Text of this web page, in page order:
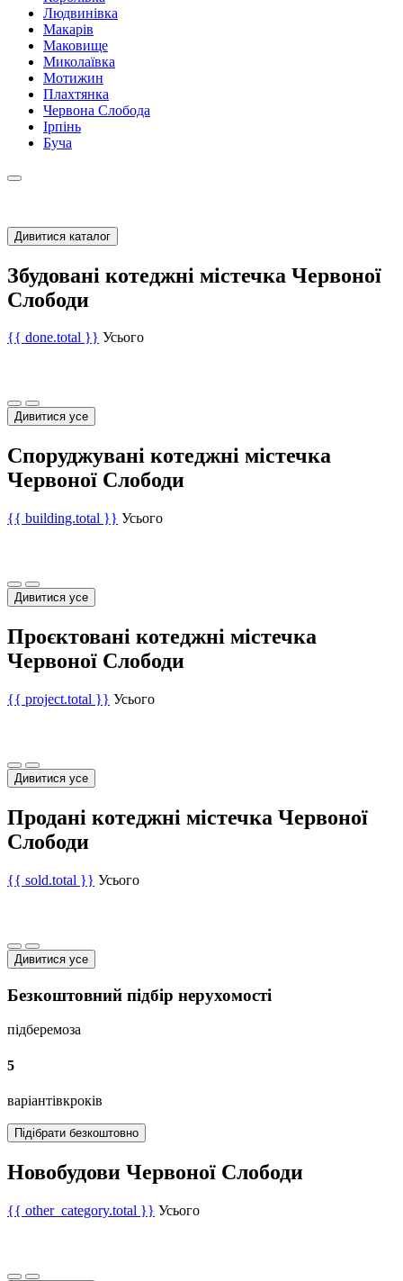
Людвинівка
Макарів
Маковище
Миколаївка
Мотижин
Плахтянка
Червона Слобода
Ірпінь
Буча
Дивитися каталог
Збудовані котеджні містечка Червоної
Слободи
{{ done.total }} Усього
Дивитися усе
Споруджувані котеджні містечка
Червоної Слободи
{{ building.total }} Усього
Дивитися усе
Проєктовані котеджні містечка
Червоної Слободи
{{ project.total }} Усього
Дивитися усе
Продані котеджні містечка Червоної
Слободи
{{ sold.total }} Усього
Дивитися усе
Безкоштовний підбір нерухомості
підберемоза
5
варіантівкроків
Підібрати безкоштовно
Новобудови Червоної Слободи
{{ other_category.total }} Усього